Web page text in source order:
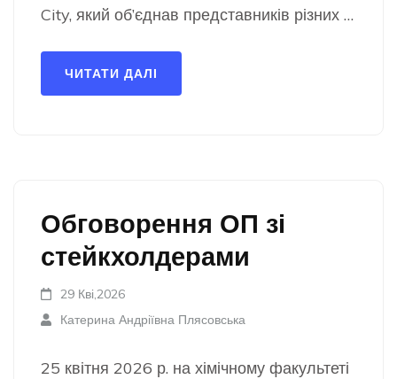
City, який об’єднав представників різних …
ЧИТАТИ ДАЛІ
Обговорення ОП зі
стейкхолдерами
29 Кві,2026
Катерина Андріївна Плясовська
25 квітня 2026 р. на хімічному факультеті